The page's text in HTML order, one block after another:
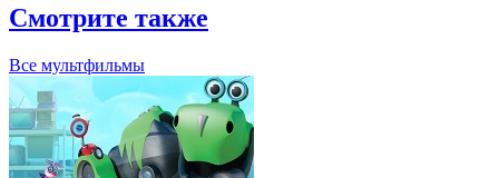
Смотрите также
Все мультфильмы